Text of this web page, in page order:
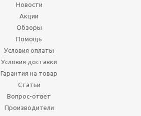
Новости
Акции
Обзоры
Помощь
Условия оплаты
Условия доставки
Гарантия на товар
Статьи
Вопрос-ответ
Производители